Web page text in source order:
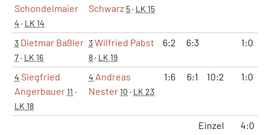
Schondelmaier
4 · LK 14
Schwarz 5· LK 15
3 Dietmar Baßler
7· LK 16
3Wilfried Pabst
8· LK 19
6:2 6:3 1:0
4 Siegfried
Angerbauer11 ·
LK 18
4 Andreas
Nester10 · LK 23
1:6 6:1 10:2 1:0
Einzel
4:0